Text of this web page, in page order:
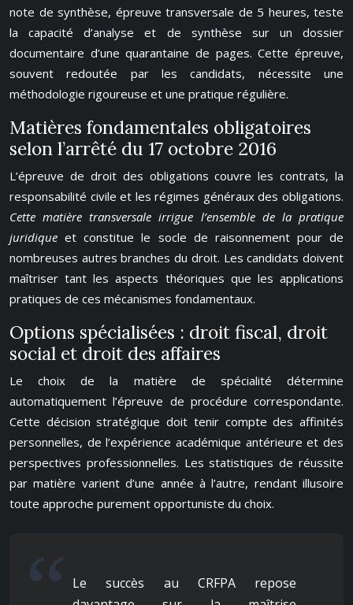
note de synthèse, épreuve transversale de 5 heures, teste
la capacité d’analyse et de synthèse sur un dossier
documentaire d’une quarantaine de pages. Cette épreuve,
souvent redoutée par les candidats, nécessite une
méthodologie rigoureuse et une pratique régulière.
Matières fondamentales obligatoires
selon l’arrêté du 17 octobre 2016
L’épreuve de droit des obligations couvre les contrats, la
responsabilité civile et les régimes généraux des obligations.
Cette matière transversale irrigue l’ensemble de la pratique
juridiqueet constitue le socle de raisonnement pour de
nombreuses autres branches du droit. Les candidats doivent
maîtriser tant les aspects théoriques que les applications
pratiques de ces mécanismes fondamentaux.
Options spécialisées : droit fiscal, droit
social et droit des affaires
Le choix de la matière de spécialité détermine
automatiquement l’épreuve de procédure correspondante.
Cette décision stratégique doit tenir compte des affinités
personnelles, de l’expérience académique antérieure et des
perspectives professionnelles. Les statistiques de réussite
par matière varient d’une année à l’autre, rendant illusoire
toute approche purement opportuniste du choix.
Le succès au CRFPA repose